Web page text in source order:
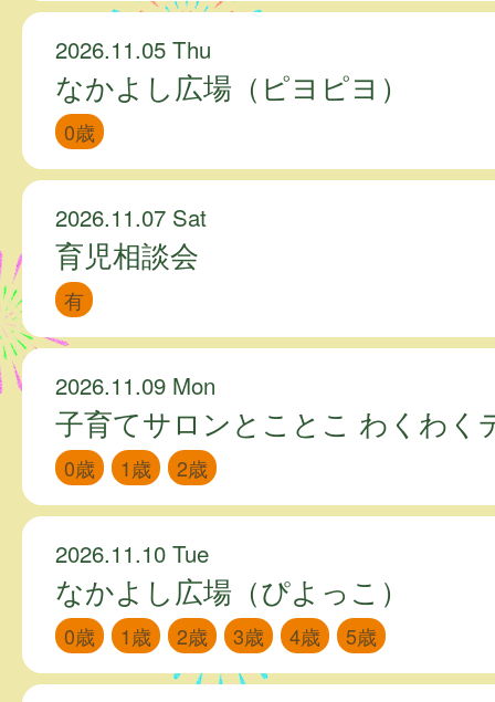
2026.11.05 Thu
なかよし広場（ピヨピヨ）
0歳
2026.11.07 Sat
育児相談会
有
2026.11.09 Mon
子育てサロンとことこ わくわく
0歳 1歳 2歳
2026.11.10 Tue
なかよし広場（ぴよっこ）
0歳 1歳 2歳 3歳 4歳 5歳